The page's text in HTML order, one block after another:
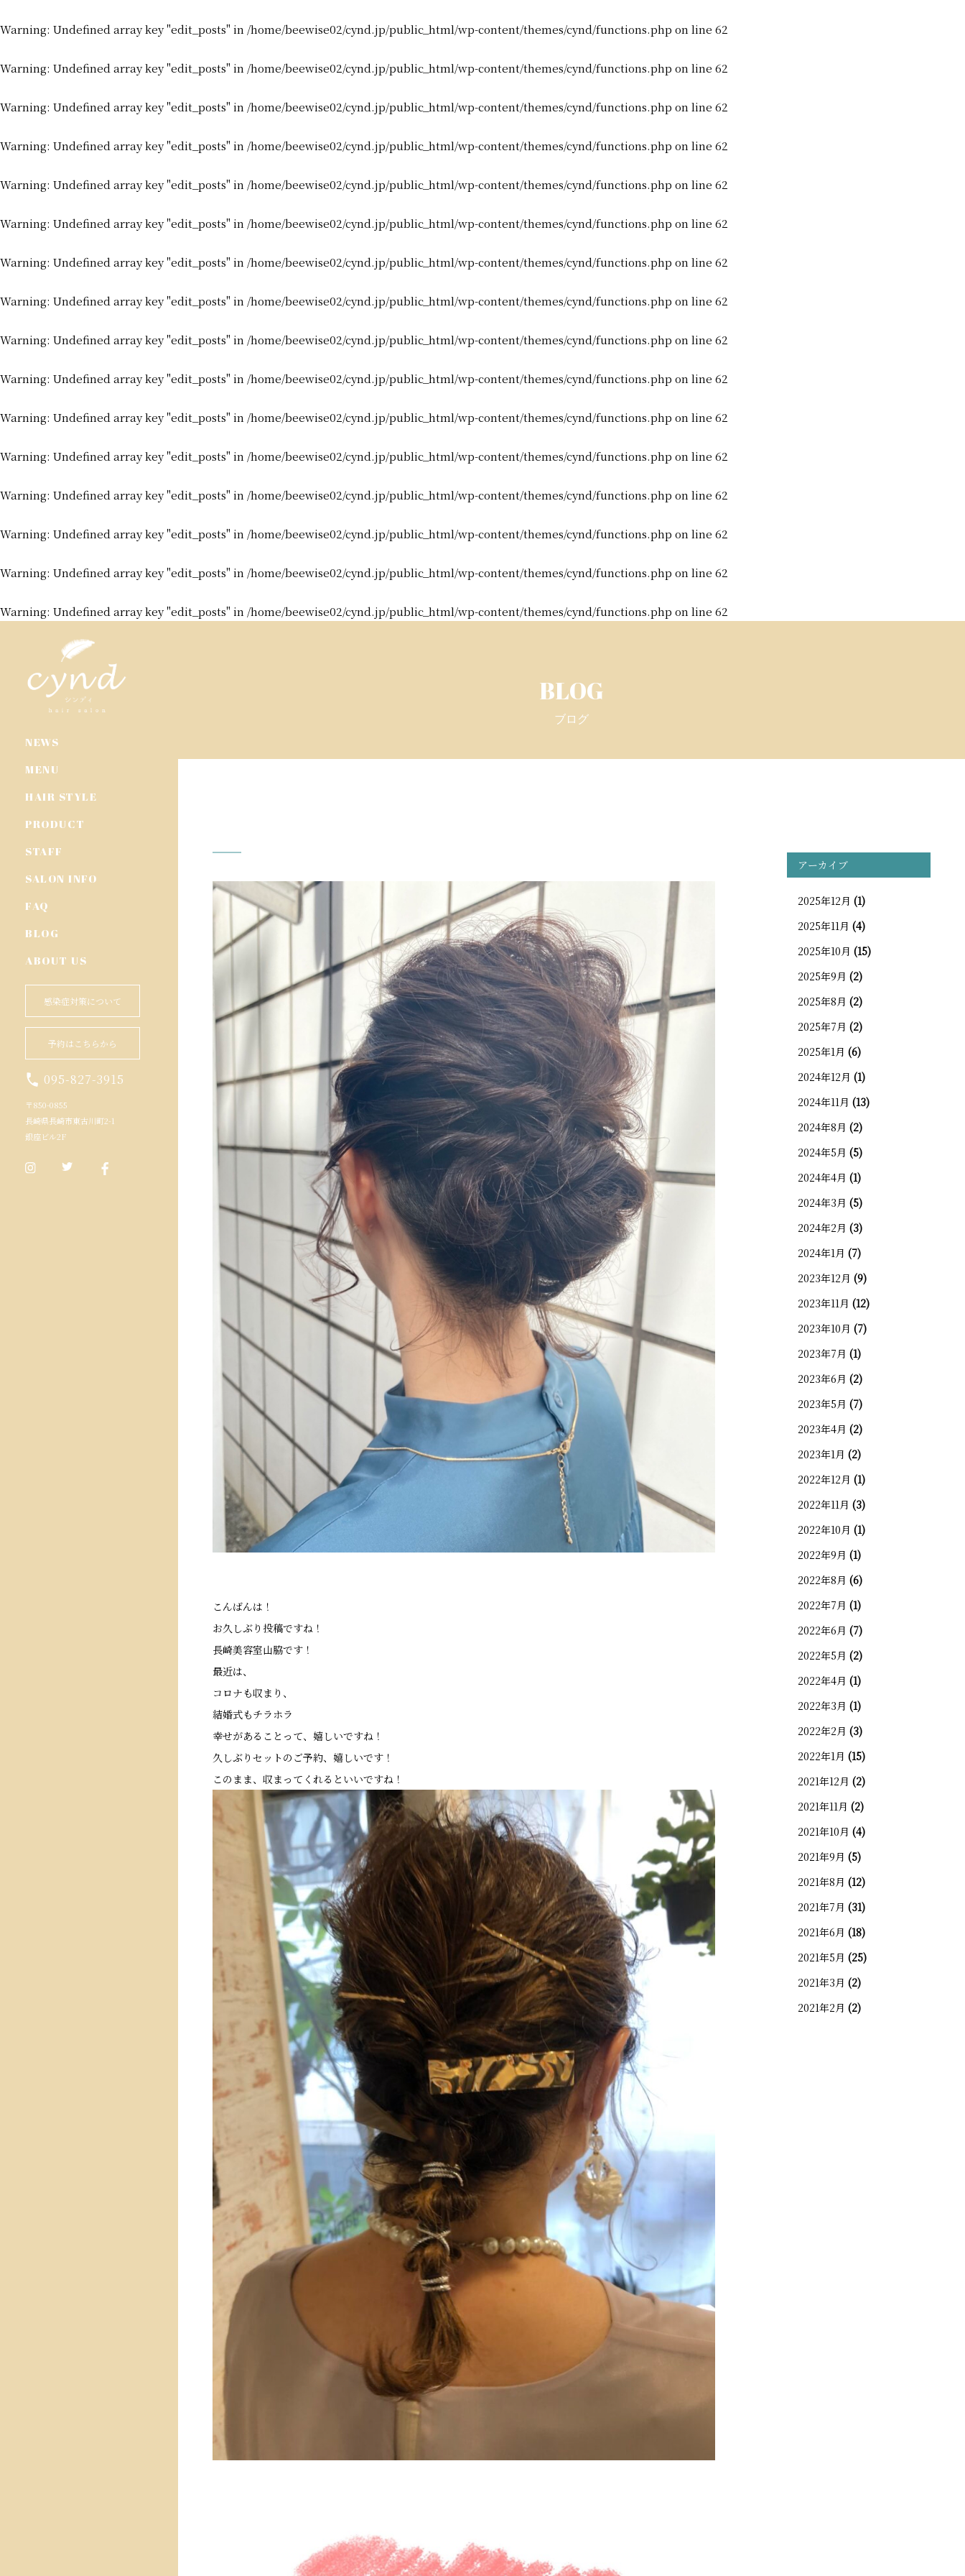
Warning: Undefined array key "edit_posts" in /home/beewise02/cynd.jp/public_html/wp-content/themes/cynd/functions.php on line 62
Warning: Undefined array key "edit_posts" in /home/beewise02/cynd.jp/public_html/wp-content/themes/cynd/functions.php on line 62
Warning: Undefined array key "edit_posts" in /home/beewise02/cynd.jp/public_html/wp-content/themes/cynd/functions.php on line 62
Warning: Undefined array key "edit_posts" in /home/beewise02/cynd.jp/public_html/wp-content/themes/cynd/functions.php on line 62
Warning: Undefined array key "edit_posts" in /home/beewise02/cynd.jp/public_html/wp-content/themes/cynd/functions.php on line 62
Warning: Undefined array key "edit_posts" in /home/beewise02/cynd.jp/public_html/wp-content/themes/cynd/functions.php on line 62
Warning: Undefined array key "edit_posts" in /home/beewise02/cynd.jp/public_html/wp-content/themes/cynd/functions.php on line 62
Warning: Undefined array key "edit_posts" in /home/beewise02/cynd.jp/public_html/wp-content/themes/cynd/functions.php on line 62
Warning: Undefined array key "edit_posts" in /home/beewise02/cynd.jp/public_html/wp-content/themes/cynd/functions.php on line 62
Warning: Undefined array key "edit_posts" in /home/beewise02/cynd.jp/public_html/wp-content/themes/cynd/functions.php on line 62
Warning: Undefined array key "edit_posts" in /home/beewise02/cynd.jp/public_html/wp-content/themes/cynd/functions.php on line 62
Warning: Undefined array key "edit_posts" in /home/beewise02/cynd.jp/public_html/wp-content/themes/cynd/functions.php on line 62
Warning: Undefined array key "edit_posts" in /home/beewise02/cynd.jp/public_html/wp-content/themes/cynd/functions.php on line 62
Warning: Undefined array key "edit_posts" in /home/beewise02/cynd.jp/public_html/wp-content/themes/cynd/functions.php on line 62
Warning: Undefined array key "edit_posts" in /home/beewise02/cynd.jp/public_html/wp-content/themes/cynd/functions.php on line 62
Warning: Undefined array key "edit_posts" in /home/beewise02/cynd.jp/public_html/wp-content/themes/cynd/functions.php on line 62
NEWS
MENU
HAIR STYLE
PRODUCT
STAFF
SALON INFO
FAQ
BLOG
ABOUT US
感染症対策について
予約はこちらから
095-827-3915
〒850-0855
長崎県長崎市東古川町2-1
銀座ビル2F
BLOG
ブログ
アーカイブ
2025年12月 (1)
2025年11月 (4)
2025年10月 (15)
2025年9月 (2)
2025年8月 (2)
2025年7月 (2)
2025年1月 (6)
2024年12月 (1)
2024年11月 (13)
2024年8月 (2)
2024年5月 (5)
2024年4月 (1)
2024年3月 (5)
2024年2月 (3)
2024年1月 (7)
2023年12月 (9)
2023年11月 (12)
2023年10月 (7)
2023年7月 (1)
2023年6月 (2)
2023年5月 (7)
2023年4月 (2)
2023年1月 (2)
2022年12月 (1)
2022年11月 (3)
2022年10月 (1)
2022年9月 (1)
2022年8月 (6)
2022年7月 (1)
2022年6月 (7)
2022年5月 (2)
2022年4月 (1)
2022年3月 (1)
2022年2月 (3)
2022年1月 (15)
2021年12月 (2)
2021年11月 (2)
2021年10月 (4)
2021年9月 (5)
2021年8月 (12)
2021年7月 (31)
2021年6月 (18)
2021年5月 (25)
2021年3月 (2)
2021年2月 (2)
こんばんは！
お久しぶり投稿ですね！
長崎美容室山脇です！
最近は、
コロナも収まり、
結婚式もチラホラ
幸せがあることって、嬉しいですね！
久しぶりセットのご予約、嬉しいです！
このまま、収まってくれるといいですね！